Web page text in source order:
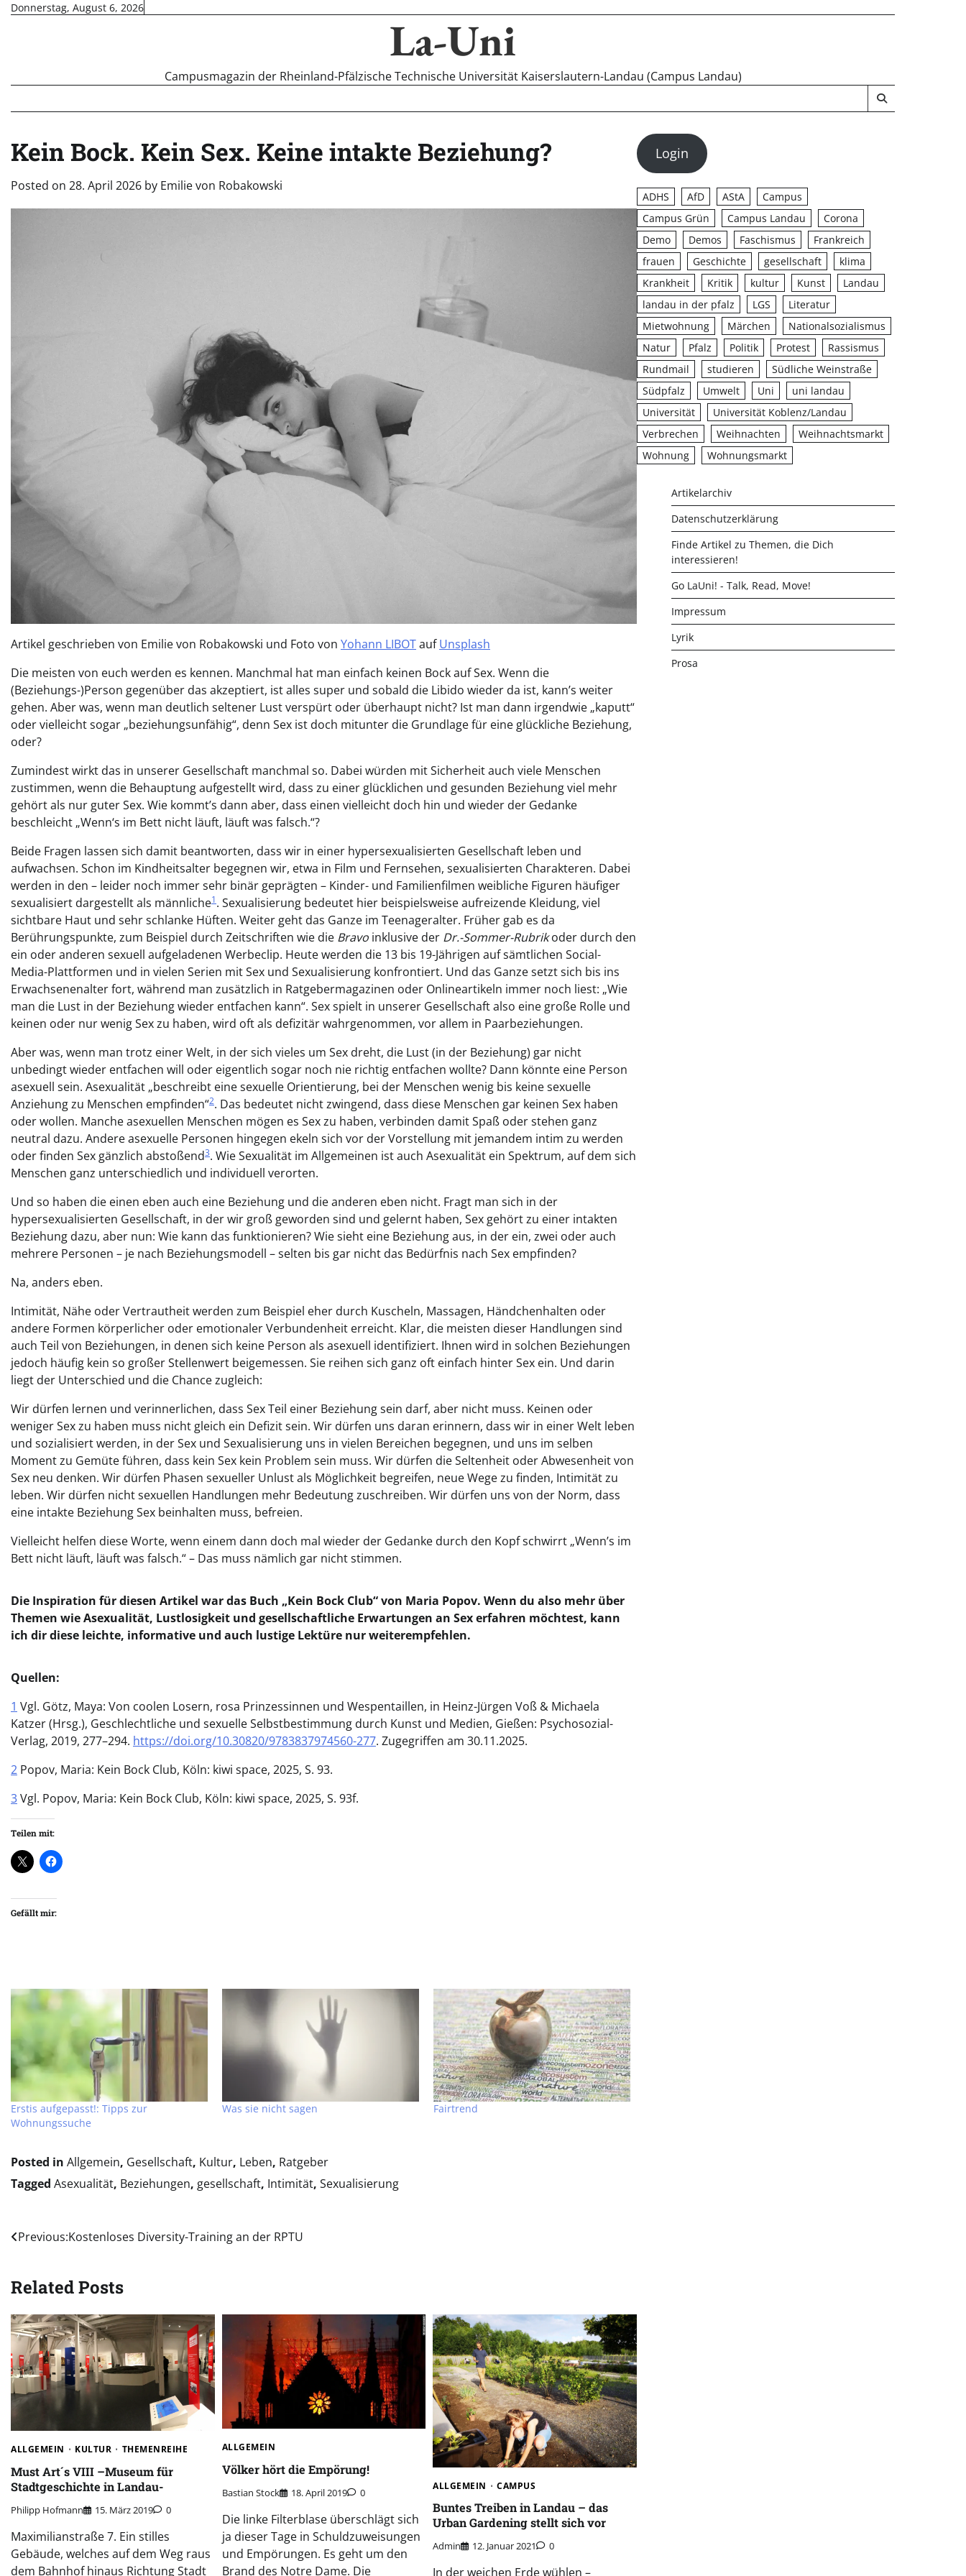
SkipDonnerstag, August 6, 2026
La-Uni
Campusmagazin der Rheinland-Pfälzische Technische Universität Kaiserslautern-Landau (Campus Landau)
Kein Bock. Kein Sex. Keine intakte Beziehung?
Posted on 28. April 2026 by Emilie von Robakowski
Artikel geschrieben von Emilie von Robakowski und Foto von Yohann LIBOTaufUnsplash
Die meisten von euch werden es kennen. Manchmal hat man einfach keinen Bock auf Sex. Wenn die
(Beziehungs-)Person gegenüber das akzeptiert, ist alles super und sobald die Libido wieder da ist, kann’s weiter
gehen. Aber was, wenn man deutlich seltener Lust verspürt oder überhaupt nicht? Ist man dann irgendwie „kaputt“
oder vielleicht sogar „beziehungsunfähig“, denn Sex ist doch mitunter die Grundlage für eine glückliche Beziehung,
oder?
Zumindest wirkt das in unserer Gesellschaft manchmal so. Dabei würden mit Sicherheit auch viele Menschen
zustimmen, wenn die Behauptung aufgestellt wird, dass zu einer glücklichen und gesunden Beziehung viel mehr
gehört als nur guter Sex. Wie kommt’s dann aber, dass einen vielleicht doch hin und wieder der Gedanke
beschleicht „Wenn‘s im Bett nicht läuft, läuft was falsch.“?
Beide Fragen lassen sich damit beantworten, dass wir in einer hypersexualisierten Gesellschaft leben und
aufwachsen. Schon im Kindheitsalter begegnen wir, etwa in Film und Fernsehen, sexualisierten Charakteren. Dabei
werden in den – leider noch immer sehr binär geprägten – Kinder- und Familienfilmen weibliche Figuren häufiger
sexualisiert dargestellt als männliche1. Sexualisierung bedeutet hier beispielsweise aufreizende Kleidung, viel
sichtbare Haut und sehr schlanke Hüften. Weiter geht das Ganze im Teenageralter. Früher gab es da
Berührungspunkte, zum Beispiel durch Zeitschriften wie die Bravo inklusive der Dr.-Sommer-Rubrikoder durch den
ein oder anderen sexuell aufgeladenen Werbeclip. Heute werden die 13 bis 19-Jährigen auf sämtlichen Social-
Media-Plattformen und in vielen Serien mit Sex und Sexualisierung konfrontiert. Und das Ganze setzt sich bis ins
Erwachsenenalter fort, während man zusätzlich in Ratgebermagazinen oder Onlineartikeln immer noch liest: „Wie
man die Lust in der Beziehung wieder entfachen kann“. Sex spielt in unserer Gesellschaft also eine große Rolle und
keinen oder nur wenig Sex zu haben, wird oft als defizitär wahrgenommen, vor allem in Paarbeziehungen.
Aber was, wenn man trotz einer Welt, in der sich vieles um Sex dreht, die Lust (in der Beziehung) gar nicht
unbedingt wieder entfachen will oder eigentlich sogar noch nie richtig entfachen wollte? Dann könnte eine Person
asexuell sein. Asexualität „beschreibt eine sexuelle Orientierung, bei der Menschen wenig bis keine sexuelle
Anziehung zu Menschen empfinden“2. Das bedeutet nicht zwingend, dass diese Menschen gar keinen Sex haben
oder wollen. Manche asexuellen Menschen mögen es Sex zu haben, verbinden damit Spaß oder stehen ganz
neutral dazu. Andere asexuelle Personen hingegen ekeln sich vor der Vorstellung mit jemandem intim zu werden
oder finden Sex gänzlich abstoßend3. Wie Sexualität im Allgemeinen ist auch Asexualität ein Spektrum, auf dem sich
Menschen ganz unterschiedlich und individuell verorten.
Und so haben die einen eben auch eine Beziehung und die anderen eben nicht. Fragt man sich in der
hypersexualisierten Gesellschaft, in der wir groß geworden sind und gelernt haben, Sex gehört zu einer intakten
Beziehung dazu, aber nun: Wie kann das funktionieren? Wie sieht eine Beziehung aus, in der ein, zwei oder auch
mehrere Personen – je nach Beziehungsmodell – selten bis gar nicht das Bedürfnis nach Sex empfinden?
Na, anders eben.
Intimität, Nähe oder Vertrautheit werden zum Beispiel eher durch Kuscheln, Massagen, Händchenhalten oder
andere Formen körperlicher oder emotionaler Verbundenheit erreicht. Klar, die meisten dieser Handlungen sind
auch Teil von Beziehungen, in denen sich keine Person als asexuell identifiziert. Ihnen wird in solchen Beziehungen
jedoch häufig kein so großer Stellenwert beigemessen. Sie reihen sich ganz oft einfach hinter Sex ein. Und darin
liegt der Unterschied und die Chance zugleich:
Wir dürfen lernen und verinnerlichen, dass Sex Teil einer Beziehung sein darf, aber nicht muss. Keinen oder
weniger Sex zu haben muss nicht gleich ein Defizit sein. Wir dürfen uns daran erinnern, dass wir in einer Welt leben
und sozialisiert werden, in der Sex und Sexualisierung uns in vielen Bereichen begegnen, und uns im selben
Moment zu Gemüte führen, dass kein Sex kein Problem sein muss. Wir dürfen die Seltenheit oder Abwesenheit von
Sex neu denken. Wir dürfen Phasen sexueller Unlust als Möglichkeit begreifen, neue Wege zu finden, Intimität zu
leben. Wir dürfen nicht sexuellen Handlungen mehr Bedeutung zuschreiben. Wir dürfen uns von der Norm, dass
eine intakte Beziehung Sex beinhalten muss, befreien.
Vielleicht helfen diese Worte, wenn einem dann doch mal wieder der Gedanke durch den Kopf schwirrt „Wenn’s im
Bett nicht läuft, läuft was falsch.“ – Das muss nämlich gar nicht stimmen.
Die Inspiration für diesen Artikel war das Buch „Kein Bock Club“ von Maria Popov. Wenn du also mehr über
Themen wie Asexualität, Lustlosigkeit und gesellschaftliche Erwartungen an Sex erfahren möchtest, kann
ich dir diese leichte, informative und auch lustige Lektüre nur weiterempfehlen.
Quellen:
1 Vgl. Götz, Maya: Von coolen Losern, rosa Prinzessinnen und Wespentaillen, in Heinz-Jürgen Voß & Michaela
Katzer (Hrsg.), Geschlechtliche und sexuelle Selbstbestimmung durch Kunst und Medien, Gießen: Psychosozial-
Verlag, 2019, 277–294. https://doi.org/10.30820/9783837974560-277. Zugegriffen am 30.11.2025.
2 Popov, Maria: Kein Bock Club, Köln: kiwi space, 2025, S. 93.
3Vgl. Popov, Maria: Kein Bock Club, Köln: kiwi space, 2025, S. 93f.
Teilen mit:
Gefällt mir:
Erstis aufgepasst!: Tipps zur
Wohnungssuche
Was sie nicht sagen Fairtrend
Posted in Allgemein, Gesellschaft, Kultur, Leben, Ratgeber
Tagged Asexualität, Beziehungen, gesellschaft, Intimität, Sexualisierung
Beitragsnavigation
Previous:Kostenloses Diversity-Training an der RPTU
Related Posts
ALLGEMEIN KULTUR THEMENREIHE
Must Art´s VIII –Museum für
Stadtgeschichte in Landau-
Philipp Hofmann 15. März 2019 0
Maximilianstraße 7. Ein stilles
Gebäude, welches auf dem Weg raus
dem Bahnhof hinaus Richtung Stadt
ALLGEMEIN
Völker hört die Empörung!
Bastian Stock 18. April 2019 0
Die linke Filterblase überschlägt sich
ja dieser Tage in Schuldzuweisungen
und Empörungen. Es geht um den
Brand des Notre Dame. Die
ALLGEMEIN CAMPUS
Buntes Treiben in Landau – das
Urban Gardening stellt sich vor
Admin 12. Januar 2021 0
In der weichen Erde wühlen –
Login
ADHS AfD AStA
Campus
Campus Grün
Campus Landau
Corona
Demo
Demos Faschismus
Frankreich
frauen
Geschichte gesellschaft
klima
Krankheit
Kritik kultur Kunst
Landau
landau in der pfalz
LGS
Literatur
Mietwohnung
Märchen
Nationalsozialismus
Natur
Pfalz Politik Protest
Rassismus
Rundmail
studieren
Südliche Weinstraße
Südpfalz
Umwelt Uni
uni landau
Universität
Universität Koblenz/Landau
Verbrechen
Weihnachten
Weihnachtsmarkt
Wohnung
Wohnungsmarkt
Artikelarchiv
Datenschutzerklärung
Finde Artikel zu Themen, die Dich
interessieren!
Go LaUni! - Talk, Read, Move!
Impressum
Lyrik
Prosa